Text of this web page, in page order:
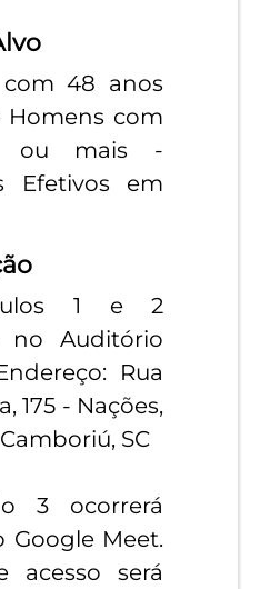
com 48 anos
Homens com
ou mais -
Efetivos em
1 e 2
no Auditório
Rua
175 - Nações,
SC
3 ocorrerá
Google Meet.
acesso será